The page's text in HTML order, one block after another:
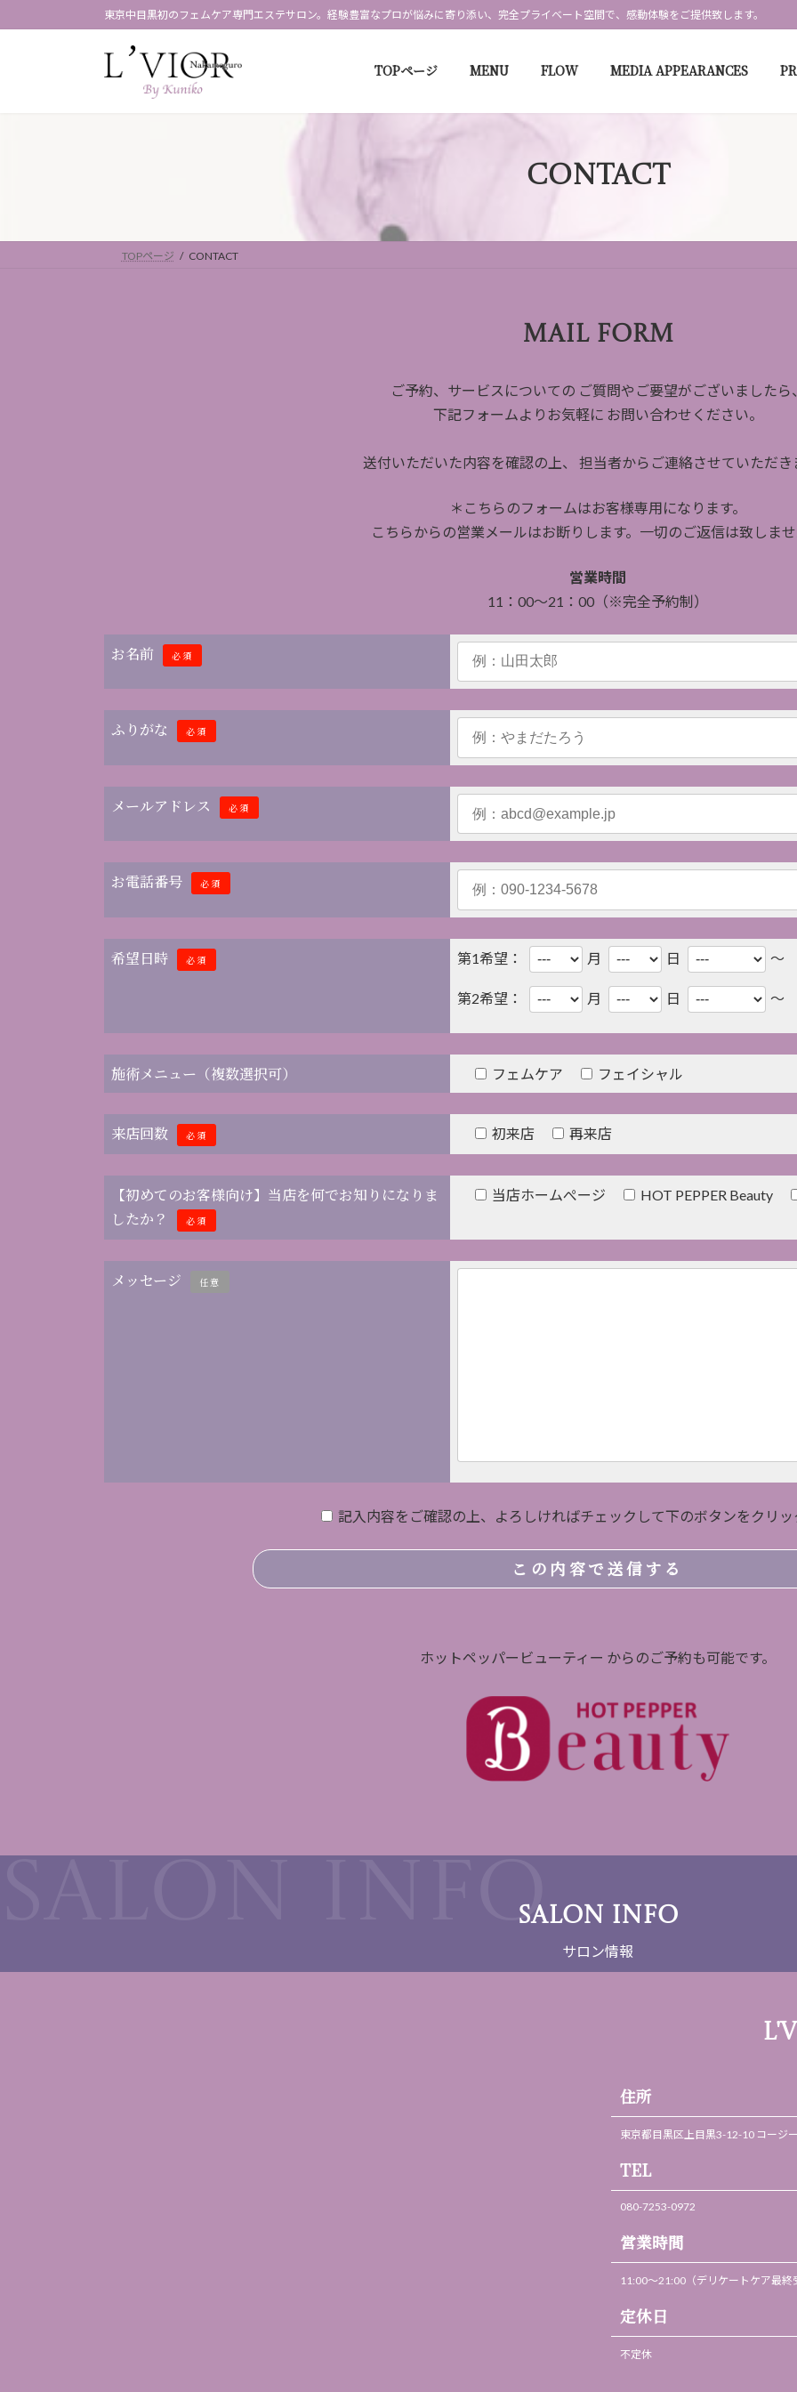
ン
ビ
東京中目黒初のフェムケア専門エステサロン。経験豊富なプロが悩みに寄り添い、完全プライベート空間で、感動体験をご提供致します。
TOPページ MENU FLOW MEDIA APPEARANCES
CONTACT
TOPページ CONTACT
MAIL FORM
ご予約、サービスについての ご質問やご要望がございましたら、
下記フォームよりお気軽に お問い合わせください。
送付いただいた内容を確認の上、 担当者からご連絡させていただき
＊こちらのフォームはお客様専用になります。
こちらからの営業メールはお断りします。一切のご返信は致しませ
営業時間
11：00～21：00（※完全予約制）
お名前 必須
ふりがな 必須
メールアドレス 必須
お電話番号 必須
希望日時 必須 第1希望： 月 日 ～
第2希望： 月 日 ～
施術メニュー（複数選択可） フェムケア フェイシャル
来店回数 必須 初来店 再来店
【初めてのお客様向け】当店を何でお知りになりま
したか？
必須
当店ホームぺージ HOT PEPPER Beauty
メッセージ 任意
このフィールドは空のままにしてください。記入内容をご確認の上、よろしければチェックして下のボタンをクリッ
ホットペッパービューティー からのご予約も可能です。
SALON INFO
サロン情報
住所
東京都目黒区上目黒3-12-10 コージ
TEL
080-7253-0972
営業時間
11:00～21:00（デリケートケア最終
定休日
不定休